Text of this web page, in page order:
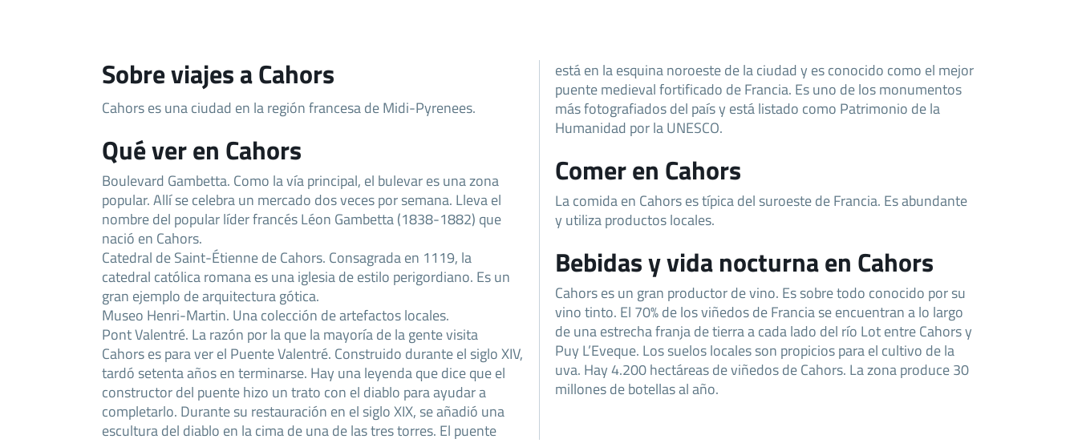
Sobre viajes a Cahors
Cahors es una ciudad en la región francesa de Midi-Pyrenees.
Qué ver en Cahors
Boulevard Gambetta. Como la vía principal, el bulevar es una zona
popular. Allí se celebra un mercado dos veces por semana. Lleva el
nombre del popular líder francés Léon Gambetta (1838-1882) que
nació en Cahors.
Catedral de Saint-Étienne de Cahors. Consagrada en 1119, la
catedral católica romana es una iglesia de estilo perigordiano. Es un
gran ejemplo de arquitectura gótica.
Museo Henri-Martin. Una colección de artefactos locales.
Pont Valentré. La razón por la que la mayoría de la gente visita
Cahors es para ver el Puente Valentré. Construido durante el siglo XIV,
tardó setenta años en terminarse. Hay una leyenda que dice que el
constructor del puente hizo un trato con el diablo para ayudar a
completarlo. Durante su restauración en el siglo XIX, se añadió una
escultura del diablo en la cima de una de las tres torres. El puente
está en la esquina noroeste de la ciudad y es conocido como el mejor
puente medieval fortificado de Francia. Es uno de los monumentos
más fotografiados del país y está listado como Patrimonio de la
Humanidad por la UNESCO.
Comer en Cahors
La comida en Cahors es típica del suroeste de Francia. Es abundante
y utiliza productos locales.
Bebidas y vida nocturna en Cahors
Cahors es un gran productor de vino. Es sobre todo conocido por su
vino tinto. El 70% de los viñedos de Francia se encuentran a lo largo
de una estrecha franja de tierra a cada lado del río Lot entre Cahors y
Puy L’Eveque. Los suelos locales son propicios para el cultivo de la
uva. Hay 4.200 hectáreas de viñedos de Cahors. La zona produce 30
millones de botellas al año.